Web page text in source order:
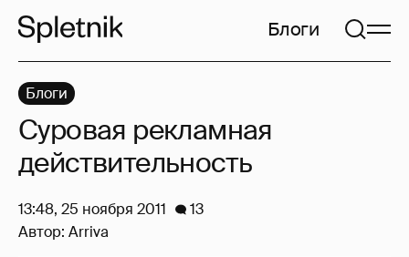
Блоги
Блоги
Суровая рекламная
действительность
13:48, 25 ноября 2011
13
Автор: Arriva